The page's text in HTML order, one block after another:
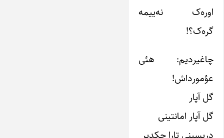
اوره‌ک نه‌ییمه
گره‌ک؟!
چاغیردیم: هئی
عؤمورداش!
گل آپار
گل آپار امانتینی